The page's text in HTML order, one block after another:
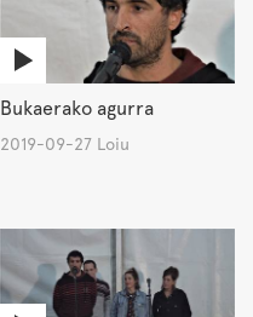
Bukaerako agurra
2019-09-27 Loiu